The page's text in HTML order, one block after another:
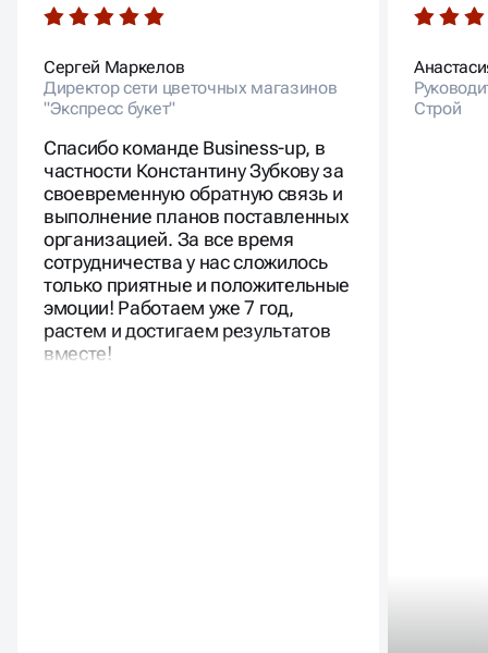
Сергей Маркелов
Директор сети цветочных магазинов
"Экспресс букет"
Спасибо команде Business-up, в
частности Константину Зубкову за
своевременную обратную связь и
выполнение планов поставленных
организацией. За все время
сотрудничества у нас сложилось
только приятные и положительные
эмоции! Работаем уже 7 год,
растем и достигаем результатов
вместе!
Строй